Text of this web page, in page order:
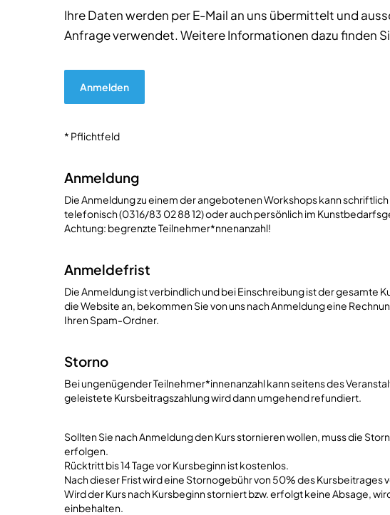
Ihre Daten werden per E-Mail an uns übermittelt und
Anfrage verwendet. Weitere Informationen dazu finden
* Pflichtfeld
Anmeldung
Die Anmeldung zu einem der angebotenen Workshops kann
telefonisch (0316/83 02 88 12) oder auch persönlich im
Achtung: begrenzte Teilnehmer*nnenanzahl!
Anmeldefrist
Die Anmeldung ist verbindlich und bei Einschreibung ist der gesamte
die Website an, bekommen Sie von uns nach Anmeldung eine
Ihren Spam-Ordner.
Storno
Bei ungenügender Teilnehmer*innenanzahl kann seitens des
geleistete Kursbeitragszahlung wird dann umgehend refundiert.
Sollten Sie nach Anmeldung den Kurs stornieren wollen, muss die
erfolgen.
Rücktritt bis 14 Tage vor Kursbeginn ist kostenlos.
Nach dieser Frist wird eine Stornogebühr von 50% des Kursbeitrages
Wird der Kurs nach Kursbeginn storniert bzw. erfolgt keine Absage,
einbehalten.